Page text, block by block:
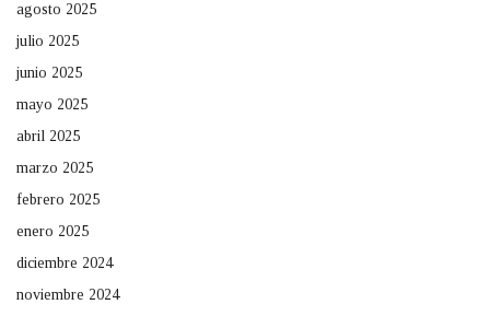
agosto 2025
julio 2025
junio 2025
mayo 2025
abril 2025
marzo 2025
febrero 2025
enero 2025
diciembre 2024
noviembre 2024